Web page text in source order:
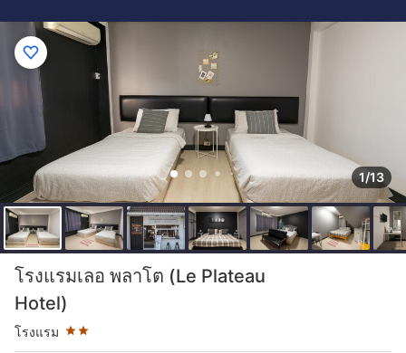
1/13
โรงแรมเลอ พลาโต (Le Plateau
Hotel)
โรงแรม
ระดับดาว: 2 ดาว